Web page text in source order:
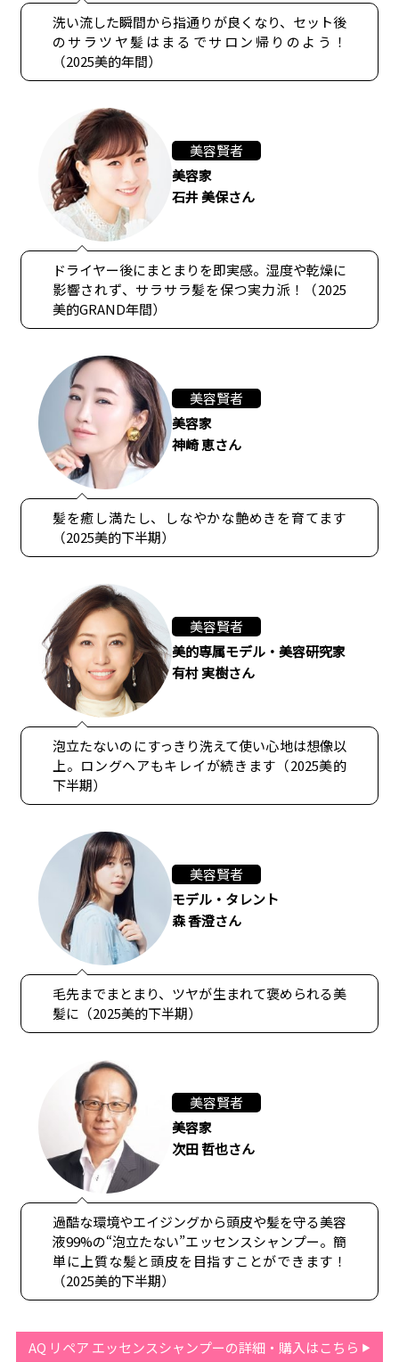
洗い流した瞬間から指通りが良くなり、セット後
のサラツヤ髪はまるでサロン帰りのよう！
（2025美的年間）
美容賢者
美容家
石井 美保さん
ドライヤー後にまとまりを即実感。湿度や乾燥に
影響されず、サラサラ髪を保つ実力派！（2025
美的GRAND年間）
美容賢者
美容家
神崎 恵さん
髪を癒し満たし、しなやかな艶めきを育てます
（2025美的下半期）
美容賢者
美的専属モデル・美容研究家
有村 実樹さん
泡立たないのにすっきり洗えて使い心地は想像以
上。ロングヘアもキレイが続きます（2025美的
下半期）
美容賢者
モデル・タレント
森 香澄さん
毛先までまとまり、ツヤが生まれて褒められる美
髪に（2025美的下半期）
美容賢者
美容家
次田 哲也さん
過酷な環境やエイジングから頭皮や髪を守る美容
液99%の“泡立たない”エッセンスシャンプー。簡
単に上質な髪と頭皮を目指すことができます！
（2025美的下半期）
AQ リペア エッセンスシャンプーの詳細・購入はこちら